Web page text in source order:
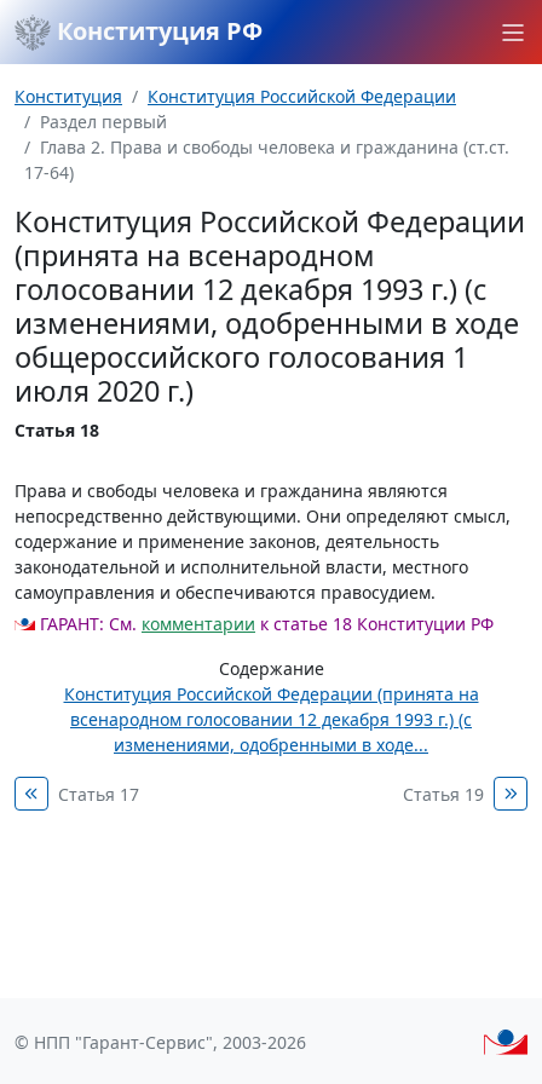
Конституция РФ
Конституция
Конституция Российской Федерации
Раздел первый
Глава 2. Права и свободы человека и гражданина (ст.ст.
17-64)
Конституция Российской Федерации
(принята на всенародном
голосовании 12 декабря 1993 г.) (с
изменениями, одобренными в ходе
общероссийского голосования 1
июля 2020 г.)
Статья 18
Права и свободы человека и гражданина являются
непосредственно действующими. Они определяют смысл,
содержание и применение законов, деятельность
законодательной и исполнительной власти, местного
самоуправления и обеспечиваются правосудием.
ГАРАНТ: См. комментарии к статье 18 Конституции РФ
Содержание
Конституция Российской Федерации (принята на
всенародном голосовании 12 декабря 1993 г.) (с
изменениями, одобренными в ходе...
Статья 17 Статья 19
© НПП "Гарант-Сервис", 2003-2026